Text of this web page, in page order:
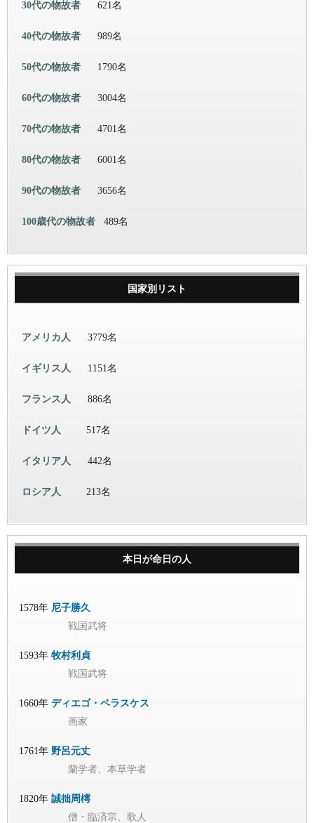
30代の物故者 621名
40代の物故者 989名
50代の物故者 1790名
60代の物故者 3004名
70代の物故者 4701名
80代の物故者 6001名
90代の物故者 3656名
100歳代の物故者 489名
国家別リスト
アメリカ人 3779名
イギリス人 1151名
フランス人 886名
ドイツ人 517名
イタリア人 442名
ロシア人 213名
本日が命日の人
1578年 尼子勝久
戦国武将
1593年 牧村利貞
戦国武将
1660年 ディエゴ・ベラスケス
画家
1761年 野呂元丈
蘭学者、本草学者
1820年 誠拙周樗
僧・臨済宗、歌人